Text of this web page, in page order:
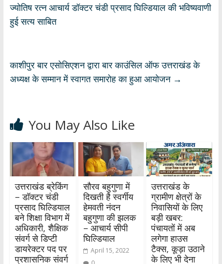
A
p
o
o
a dI
ज्योतिष रत्न आचार्य डॉक्टर चंडी प्रसाद घिल्डियाल की भविष्यवाणी
हुई सत्य साबित
काशीपुर बार एसोसिएशन द्वारा बार काउंसिल ऑफ उत्तराखंड के
अध्यक्ष के सम्मान में स्वागत समारोह का हुआ आयोजन →
You May Also Like
उत्तराखंड ब्रेकिंग
– डॉक्टर चंडी
प्रसाद घिल्डियाल
बने शिक्षा विभाग में
अधिकारी, शैक्षिक
संवर्ग से डिप्टी
डायरेक्टर पद पर
प्रशासनिक संवर्ग
सौरव बहुगुणा में
दिखती है स्वर्गीय
हेमवती नंदन
बहुगुणा की झलक
– आचार्य सीपी
घिल्डियाल
April 15, 2022
उत्तराखंड के
ग्रामीण क्षेत्रों के
निवासियों के लिए
बड़ी खबर:
पंचायतों में अब
लगेगा हाउस
टैक्स, कूड़ा उठाने
के लिए भी देना